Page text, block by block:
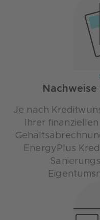
Je nach
Ihrer
EnergyPlus